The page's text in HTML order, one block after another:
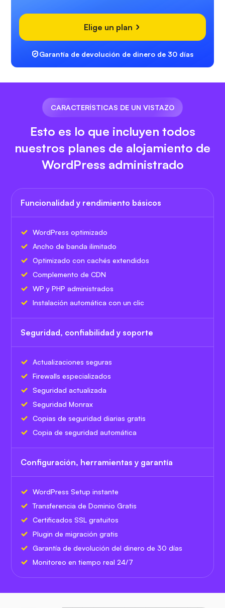
Elige un plan
Garantía de devolución de dinero de 30 días
CARACTERÍSTICAS DE UN VISTAZO
Esto es lo que incluyen todos
nuestros planes de alojamiento de
WordPress administrado
Funcionalidad y rendimiento básicos
WordPress optimizado
Ancho de banda ilimitado
Optimizado con cachés extendidos
Complemento de CDN
WP y PHP administrados
Instalación automática con un clic
Seguridad, confiabilidad y soporte
Actualizaciones seguras
Firewalls especializados
Seguridad actualizada
Seguridad Monrax
Copias de seguridad diarias gratis
Copia de seguridad automática
Configuración, herramientas y garantía
WordPress Setup instante
Transferencia de Dominio Gratis
Certificados SSL gratuitos
Plugin de migración gratis
Garantía de devolución del dinero de 30 días
Monitoreo en tiempo real 24/7